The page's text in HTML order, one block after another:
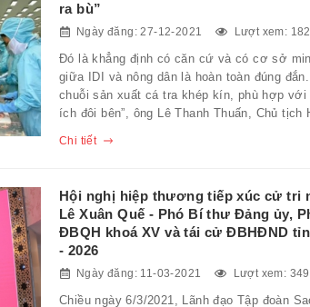
ra bù”
Ngày đăng: 27-12-2021 Lượt xem:
Đó là khẳng định có căn cứ và có cơ sở
giữa IDI và nông dân là hoàn toàn đúng
chuỗi sản xuất cá tra khép kín, phù hợp
ích đôi bên”, ông Lê Thanh Thuấn, Chủ
Chi tiết
Hội nghị hiệp thương tiếp xúc cử tri
Lê Xuân Quế - Phó Bí thư Đảng ủy,
ĐBQH khoá XV và tái cử ĐBHĐND
- 2026
Ngày đăng: 11-03-2021 Lượt xem:
Chiều ngày 6/3/2021, Lãnh đạo Tập đoàn